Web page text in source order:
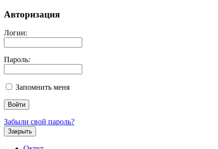
Авторизация
Логин:
Пароль:
Запомнить меня
Забыли свой пароль?
Закрыть